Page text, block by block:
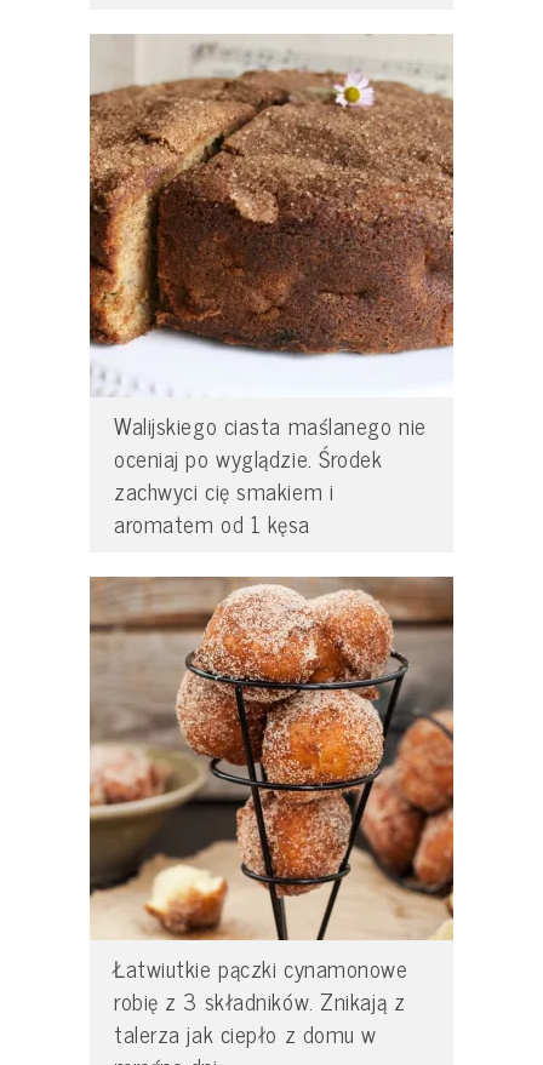
Walijskiego ciasta maślanego nie
oceniaj po wyglądzie. Środek
zachwyci cię smakiem i
aromatem od 1 kęsa
Łatwiutkie pączki cynamonowe
robię z 3 składników. Znikają z
talerza jak ciepło z domu w